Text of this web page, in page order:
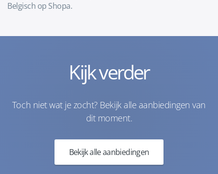
Belgisch op Shopa.
Kijk verder
Toch niet wat je zocht? Bekijk alle aanbiedingen van
dit moment.
Bekijk alle aanbiedingen